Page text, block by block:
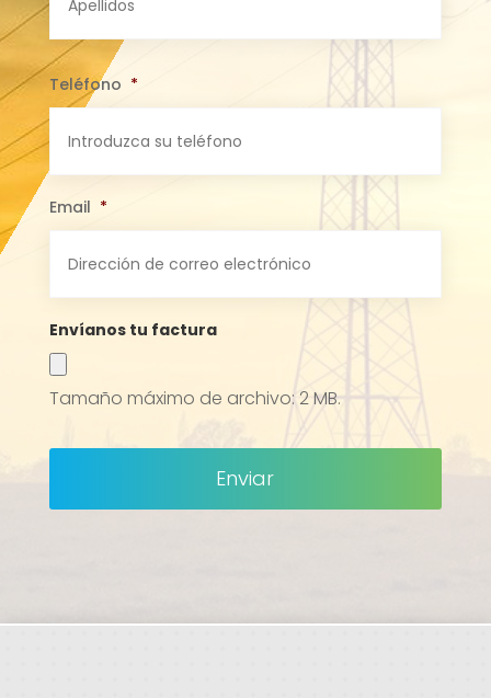
Teléfono *
Email *
Envíanos tu factura
Tamaño máximo de archivo: 2 MB.